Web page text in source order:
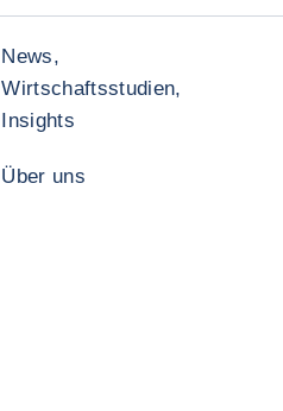
News,
Wirtschaftsstudien,
Insights
Über uns